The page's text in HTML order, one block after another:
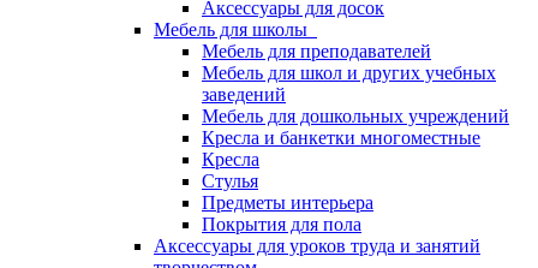
Аксессуары для досок
Мебель для школы
Мебель для преподавателей
Мебель для школ и других учебных
заведений
Мебель для дошкольных учреждений
Кресла и банкетки многоместные
Кресла
Стулья
Предметы интерьера
Покрытия для пола
Аксессуары для уроков труда и занятий